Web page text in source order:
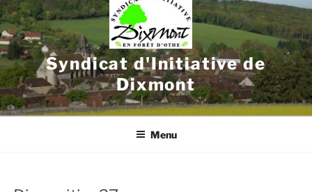
au
contenu
principal
Syndicat d'Initiative de
Dixmont
Menu